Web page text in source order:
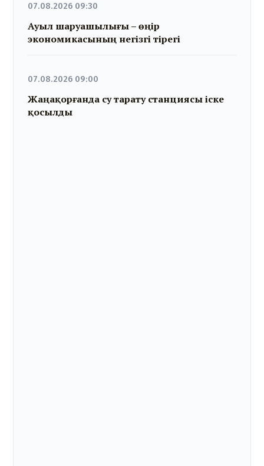
07.08.2026 09:30
Ауыл шаруашылығы – өңір
экономикасының негізгі тірегі
07.08.2026 09:00
Жаңақорғанда су тарату станциясы іске
қосылды